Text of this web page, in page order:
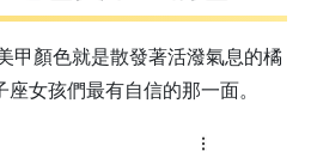
甲顏色就是散發著活潑氣息的橘
女孩們最有自信的那一面。